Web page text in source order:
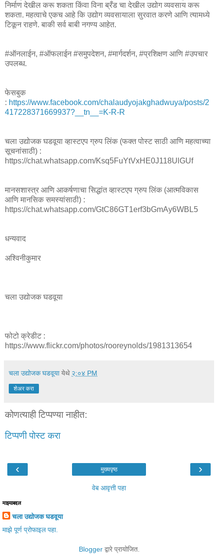
निर्माण देखील करू शकता किंवा विना ब्रँड चा देखील उद्योग व्यवसाय करू
शकता. महत्वाचे एकच आहे कि उद्योग व्यवसायाला सुरवात करणे आणि त्यामध्ये
टिकून राहणे. बाकी सर्व बाबी नगण्य आहेत.
#ऑनलाईन, #ऑफलाईन #समुपदेशन, #मार्गदर्शन, #प्रशिक्षण आणि #उपचार
उपलब्ध.
फेसबुक
: https://www.facebook.com/chalaudyojakghadwuya/posts/2
417228371669937?__tn__=K-R-R
चला उद्योजक घडवूया व्हास्टएप ग्रुप लिंक (फक्त पोस्ट साठी आणि महत्वाच्या
सूचनांसाठी) :
https://chat.whatsapp.com/Ksq5FuYtVxHE0J118UlGUf
मानसशास्त्र आणि आकर्षणाचा सिद्धांत व्हास्टएप ग्रुप लिंक (आत्मविकास
आणि मानसिक समस्यांसाठी) :
https://chat.whatsapp.com/GtC86GT1erf3bGmAy6WBL5
धन्यवाद
अश्विनीकुमार
चला उद्योजक घडवूया
फोटो क्रेडीट :
https://www.flickr.com/photos/rooreynolds/1981313654
चला उद्योजक घडवूया येथे २:०४ PM
शेअर करा
कोणत्याही टिप्पण्‍या नाहीत:
टिप्पणी पोस्ट करा
‹ ›
मुख्यपृष्ठ
वेब आवृत्ती पहा
माझ्याबद्दल
चला उद्योजक घडवूया
माझे पूर्ण प्रोफाइल पहा.
Bloggerद्वारे प्रायोजित.